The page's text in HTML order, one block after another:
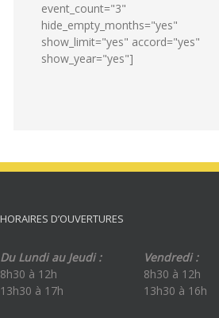
event_count="3"
hide_empty_months="yes"
show_limit="yes" accord="yes"
show_year="yes"]
HORAIRES D’OUVERTURES
Du Lundi au Jeudi :
8h30 à 12h
13h30 à 17h
Vendredi :
8h30 à 12h
13h30 à 16h